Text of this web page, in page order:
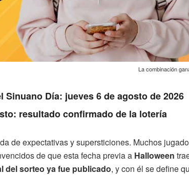
La combinación
Día: jueves 6 de agosto de 2026
resultado confirmado de la lotería
de expectativas y supersticiones. Muchos
de que esta fecha previa a Halloween
del sorteo ya fue publicado, y con él se define